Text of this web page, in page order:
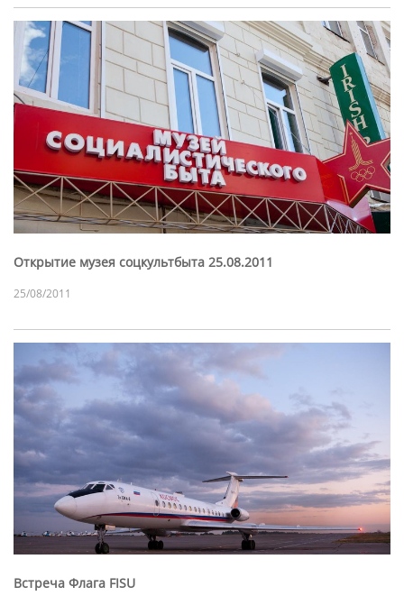
Открытие музея соцкультбыта 25.08.2011
25/08/2011
Встреча Флага FISU